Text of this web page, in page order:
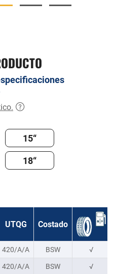
15“
18“
UTQG Costado
420/A/A BSW
√
420/A/A BSW
√